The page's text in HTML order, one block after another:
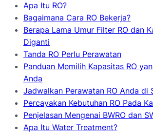
Apa Itu RO?
Bagaimana Cara RO Bekerja?
Berapa Lama Umur Filter RO dan
Diganti
Tanda RO Perlu Perawatan
Panduan Memilih Kapasitas RO
Anda
Jadwalkan Perawatan RO Anda di
Percayakan Kebutuhan RO Pada
Penjelasan Mengenai BWRO dan
Apa Itu Water Treatment?